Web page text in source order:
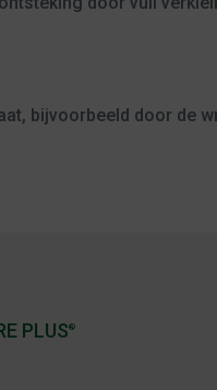
bijvoorbeeld door de
PLUS®